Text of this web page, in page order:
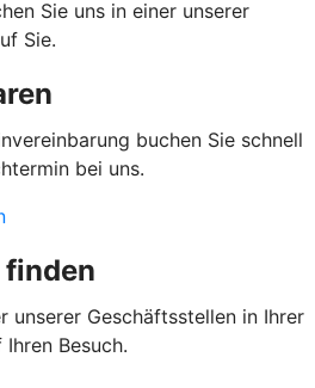
Sie uns in einer unserer
Sie.
buchen Sie schnell
bei uns.
unserer Geschäftsstellen in Ihrer
Besuch.